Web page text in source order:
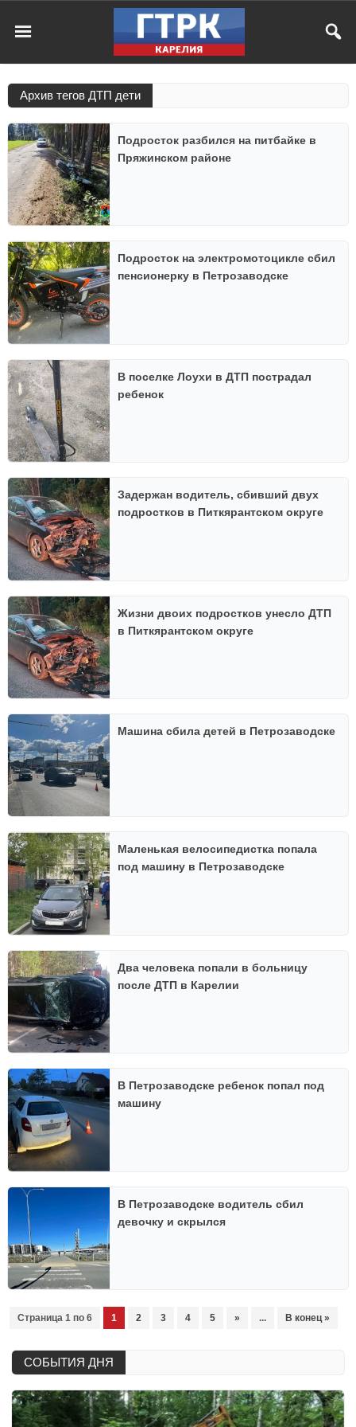
Архив тегов ДТП дети
Подросток разбился на питбайке в
Пряжинском районе
Подросток на электромотоцикле сбил
пенсионерку в Петрозаводске
В поселке Лоухи в ДТП пострадал
ребенок
Задержан водитель, сбивший двух
подростков в Питкярантском округе
Жизни двоих подростков унесло ДТП
в Питкярантском округе
Машина сбила детей в Петрозаводске
Маленькая велосипедистка попала
под машину в Петрозаводске
Два человека попали в больницу
после ДТП в Карелии
В Петрозаводске ребенок попал под
машину
В Петрозаводске водитель сбил
девочку и скрылся
Страница 1 по 6 1 2 3 4 5 » ... В конец »
СОБЫТИЯ ДНЯ